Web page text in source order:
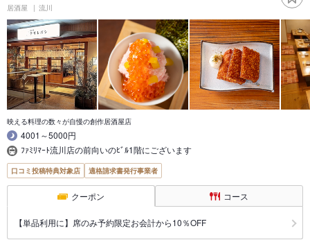
居酒屋 流川
映える料理の数々が自慢の創作居酒屋店
4001～5000円
ﾌｧﾐﾘﾏｰﾄ流川店の前向いのﾋﾞﾙ1階にございます
口コミ投稿特典対象店 適格請求書発行事業者
クーポン コース
【単品利用に】席のみ予約限定お会計から10％OFF